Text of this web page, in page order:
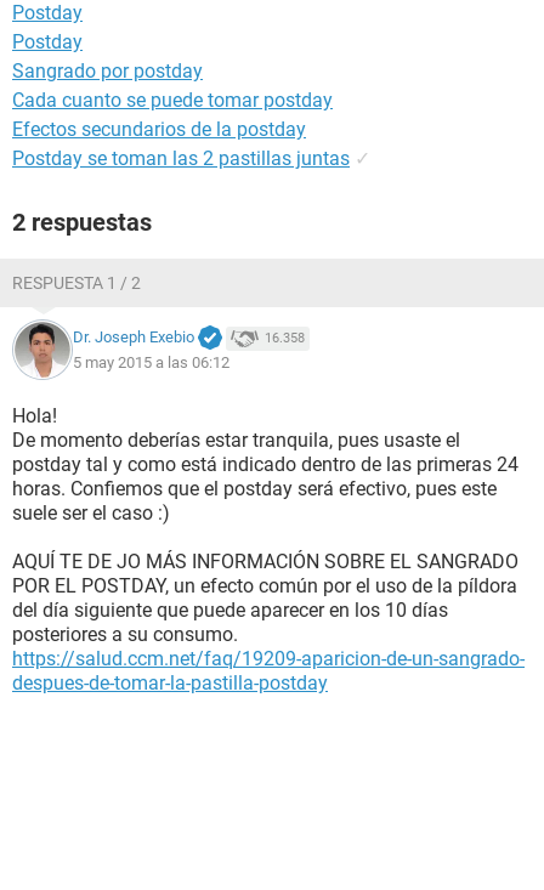
Postday
Postday
Sangrado por postday
Cada cuanto se puede tomar postday
Efectos secundarios de la postday
Postday se toman las 2 pastillas juntas ✓
2 respuestas
RESPUESTA 1 / 2
Dr. Joseph Exebio 16.358
5 may 2015 a las 06:12
Hola!
De momento deberías estar tranquila, pues usaste el
postday tal y como está indicado dentro de las primeras 24
horas. Confiemos que el postday será efectivo, pues este
suele ser el caso :)
AQUÍ TE DE JO MÁS INFORMACIÓN SOBRE EL SANGRADO
POR EL POSTDAY, un efecto común por el uso de la píldora
del día siguiente que puede aparecer en los 10 días
posteriores a su consumo.
https://salud.ccm.net/faq/19209-aparicion-de-un-sangrado-
despues-de-tomar-la-pastilla-postday